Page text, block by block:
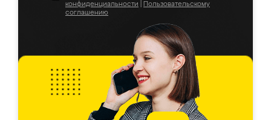
конфиденциальности
Пользовательскому
соглашению